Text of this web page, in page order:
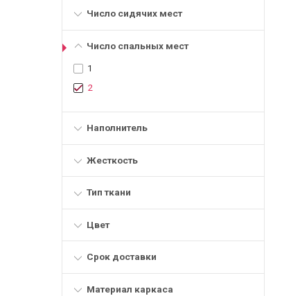
Число сидячих мест
Число спальных мест
1
2
Наполнитель
Жесткость
Тип ткани
Цвет
Срок доставки
Материал каркаса